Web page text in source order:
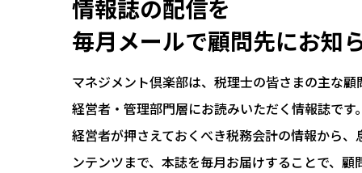
情報誌の配信を
毎月メールで顧問先にお知
マネジメント倶楽部は、税理士の皆さまの主な
経営者・管理部門層にお読みいただく情報誌です
経営者が押さえておくべき税務会計の情報から
ンテンツまで、本誌を毎月お届けすることで、